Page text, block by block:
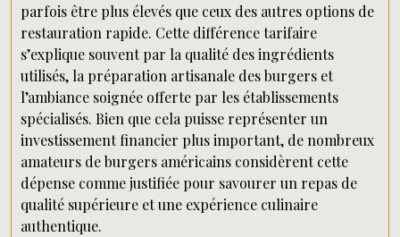
parfois être plus élevés que ceux des autres options de
restauration rapide. Cette différence tarifaire
s’explique souvent par la qualité des ingrédients
utilisés, la préparation artisanale des burgers et
l’ambiance soignée offerte par les établissements
spécialisés. Bien que cela puisse représenter un
investissement financier plus important, de nombreux
amateurs de burgers américains considèrent cette
dépense comme justifiée pour savourer un repas de
qualité supérieure et une expérience culinaire
authentique.